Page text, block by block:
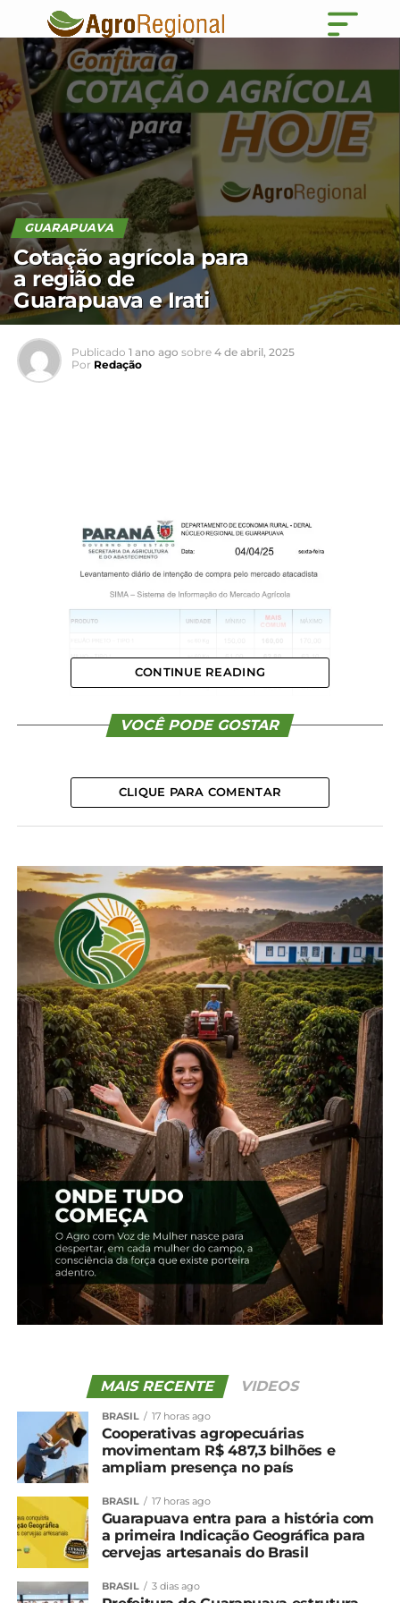
GUARAPUAVA
Cotação agrícola para
a região de
Guarapuava e Irati
Publicado 1 ano ago sobre 4 de abril, 2025
Por Redação
Compartilhe isso:
Facebook 18+
CONTINUE READING
VOCÊ PODE GOSTAR
CLIQUE PARA COMENTAR
MAIS RECENTE VIDEOS
BRASIL 17 horas ago
Cooperativas agropecuárias
movimentam R$ 487,3 bilhões e
ampliam presença no país
BRASIL 17 horas ago
Guarapuava entra para a história com
a primeira Indicação Geográfica para
cervejas artesanais do Brasil
BRASIL 3 dias ago